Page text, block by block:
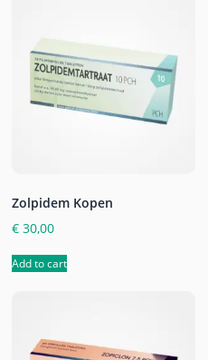
Zolpidem Kopen
€ 30,00
Add to cart